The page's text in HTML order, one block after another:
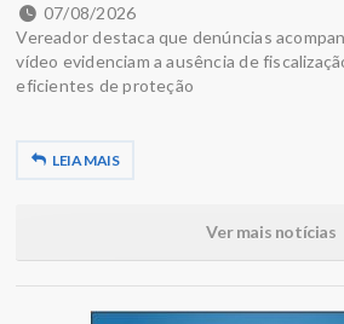
07/08/2026
Vereador destaca que denúncias
vídeo evidenciam a ausência de
eficientes de proteção
LEIA MAIS
Ver mais notícias